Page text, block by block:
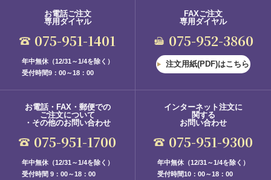
お電話ご注文
専用ダイヤル
075-951-1401
年中無休（12/31～1/4を除く）
受付時間9：00～18：00
FAXご注文
専用ダイヤル
075-952-3860
注文用紙(PDF)はこちら
お電話・FAX・郵便での
ご注文について
・その他のお問い合わせ
075-951-1700
年中無休（12/31～1/4を除く）
受付時間 9：00～18：00
インターネット注文に
関する
お問い合わせ
075-951-9300
年中無休（12/31～1/4を除く）
受付時間10：00～18：00